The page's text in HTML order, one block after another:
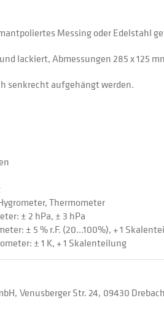
Messing oder Edelstahl
lackiert, Abmessungen 285 x 125
senkrecht aufgehängt werden.
Thermometer
± 2 hPa, ± 3 hPa
± 5 % r.F. (20...100%), + 1
± 1 K, + 1 Skalenteilung
Venusberger Str. 24 09430 Drebach